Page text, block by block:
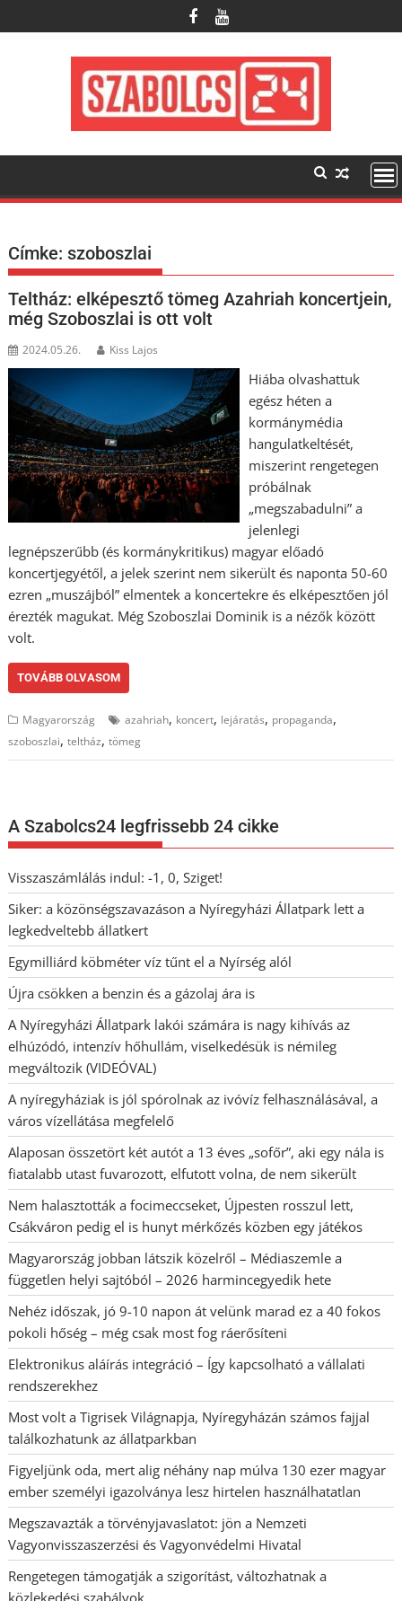
to
Címke:szoboszlai
Teltház: elképesztő tömeg Azahriah koncertjein,
még Szoboszlai is ott volt
2024.05.26. Kiss Lajos
Hiába olvashattuk
egész héten a
kormánymédia
hangulatkeltését,
miszerint rengetegen
próbálnak
„megszabadulni” a
jelenlegi
legnépszerűbb (és kormánykritikus) magyar előadó
koncertjegyétől, a jelek szerint nem sikerült és naponta 50-60
ezren „muszájból” elmentek a koncertekre és elképesztően jól
érezték magukat. Még Szoboszlai Dominik is a nézők között
volt.
TOVÁBB OLVASOM
Magyarország azahriah, koncert, lejáratás, propaganda,
szoboszlai,teltház,tömeg
A Szabolcs24 legfrissebb 24 cikke
Visszaszámlálás indul: -1, 0, Sziget!
Siker: a közönségszavazáson a Nyíregyházi Állatpark lett a
legkedveltebb állatkert
Egymilliárd köbméter víz tűnt el a Nyírség alól
Újra csökken a benzin és a gázolaj ára is
A Nyíregyházi Állatpark lakói számára is nagy kihívás az
elhúzódó, intenzív hőhullám, viselkedésük is némileg
megváltozik (VIDEÓVAL)
A nyíregyháziak is jól spórolnak az ivóvíz felhasználásával, a
város vízellátása megfelelő
Alaposan összetört két autót a 13 éves „sofőr”, aki egy nála is
fiatalabb utast fuvarozott, elfutott volna, de nem sikerült
Nem halasztották a focimeccseket, Újpesten rosszul lett,
Csákváron pedig el is hunyt mérkőzés közben egy játékos
Magyarország jobban látszik közelről – Médiaszemle a
független helyi sajtóból – 2026 harmincegyedik hete
Nehéz időszak, jó 9-10 napon át velünk marad ez a 40 fokos
pokoli hőség – még csak most fog ráerősíteni
Elektronikus aláírás integráció – Így kapcsolható a vállalati
rendszerekhez
Most volt a Tigrisek Világnapja, Nyíregyházán számos fajjal
találkozhatunk az állatparkban
Figyeljünk oda, mert alig néhány nap múlva 130 ezer magyar
ember személyi igazolványa lesz hirtelen használhatatlan
Megszavazták a törvényjavaslatot: jön a Nemzeti
Vagyonvisszaszerzési és Vagyonvédelmi Hivatal
Rengetegen támogatják a szigorítást, változhatnak a
közlekedési szabályok